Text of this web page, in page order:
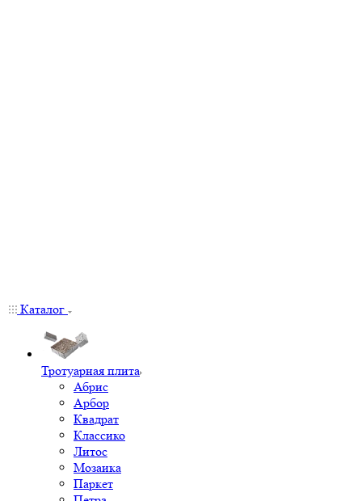
Каталог
Тротуарная плита
Абрис
Арбор
Квадрат
Классико
Литос
Мозаика
Паркет